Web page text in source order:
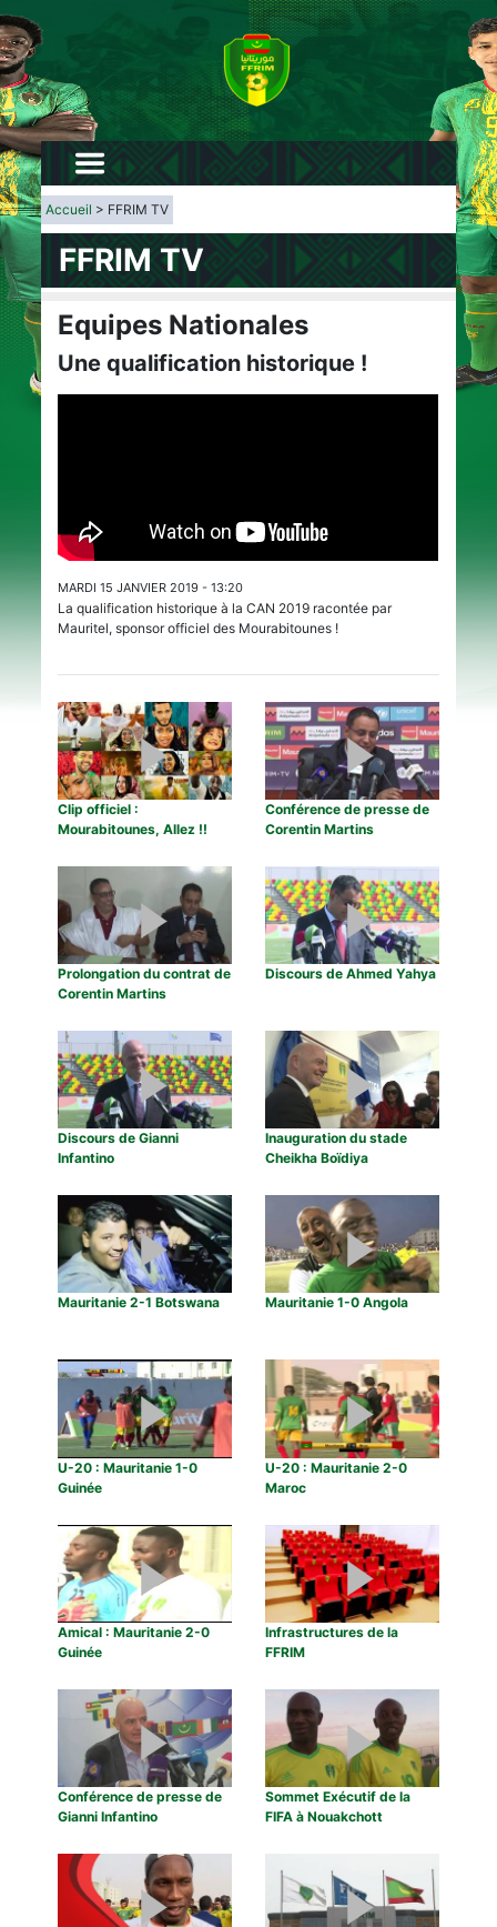
Accueil > FFRIM TV
FFRIM TV
Equipes Nationales
Une qualification historique !
MARDI 15 JANVIER 2019 - 13:20
La qualification historique à la CAN 2019 racontée par
Mauritel, sponsor officiel des Mourabitounes !
Clip officiel :
Mourabitounes, Allez !!
Conférence de presse de
Corentin Martins
Prolongation du contrat de
Corentin Martins
Discours de Ahmed Yahya
Discours de Gianni
Infantino
Inauguration du stade
Cheikha Boïdiya
Mauritanie 2-1 Botswana Mauritanie 1-0 Angola
U-20 : Mauritanie 1-0
Guinée
U-20 : Mauritanie 2-0
Maroc
Amical : Mauritanie 2-0
Guinée
Infrastructures de la
FFRIM
Conférence de presse de
Gianni Infantino
Sommet Exécutif de la
FIFA à Nouakchott